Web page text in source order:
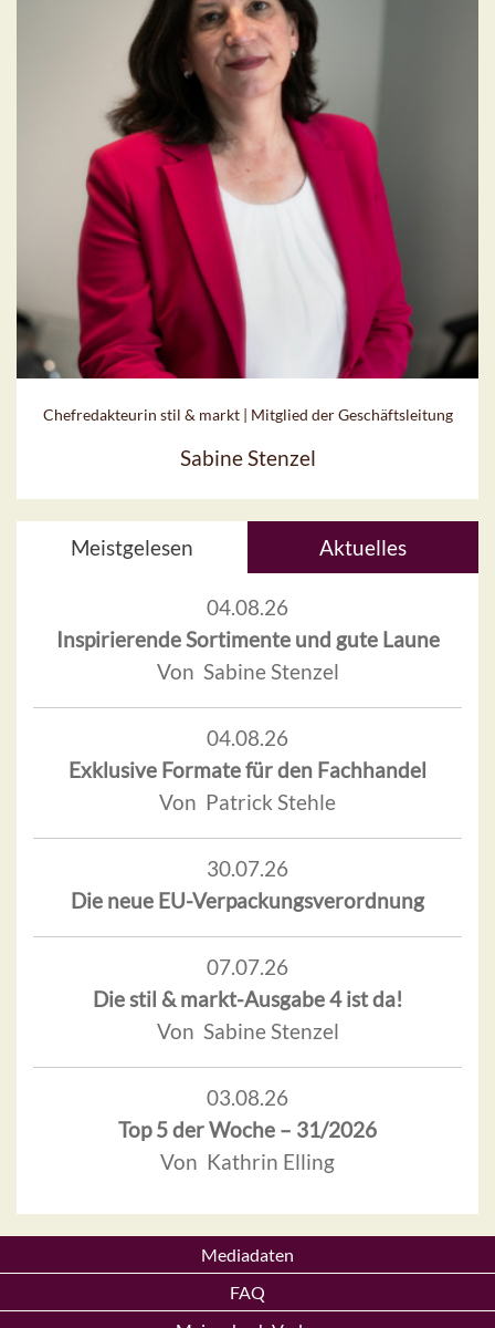
Chefredakteurin stil & markt | Mitglied der Geschäftsleitung
Sabine Stenzel
Meistgelesen Aktuelles
04.08.26
Inspirierende Sortimente und gute Laune
Von Sabine Stenzel
04.08.26
Exklusive Formate für den Fachhandel
Von Patrick Stehle
30.07.26
Die neue EU-Verpackungsverordnung
07.07.26
Die stil & markt-Ausgabe 4 ist da!
Von Sabine Stenzel
03.08.26
Top 5 der Woche – 31/2026
Von Kathrin Elling
Mediadaten
FAQ